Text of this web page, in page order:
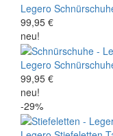
Legero
99,95 €
neu!
Legero
99,95 €
neu!
-29%